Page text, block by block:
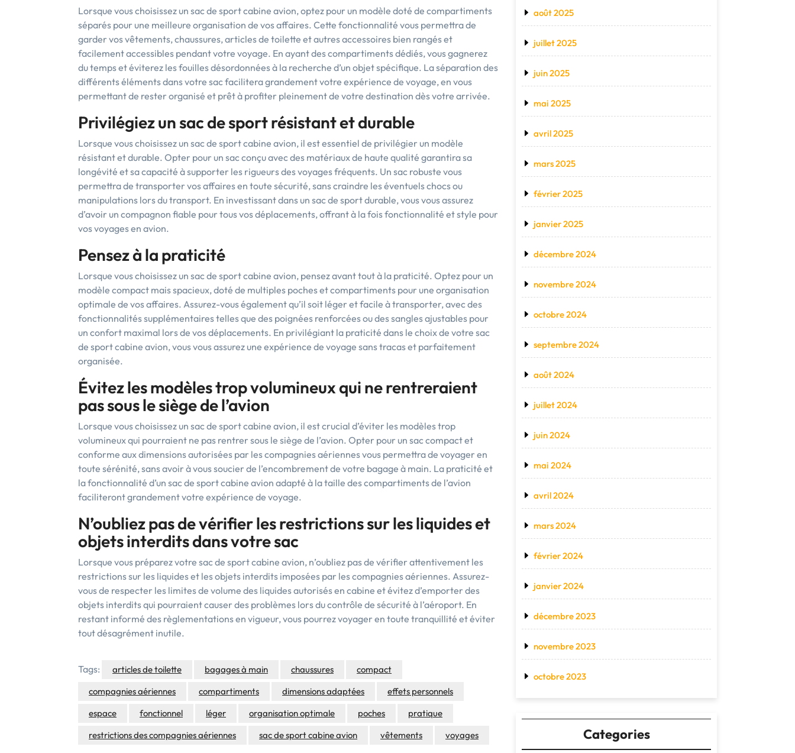
Lorsque vous choisissez un sac de sport cabine avion, optez pour un modèle doté de compartiments
séparés pour une meilleure organisation de vos affaires. Cette fonctionnalité vous permettra de
garder vos vêtements, chaussures, articles de toilette et autres accessoires bien rangés et
facilement accessibles pendant votre voyage. En ayant des compartiments dédiés, vous gagnerez
du temps et éviterez les fouilles désordonnées à la recherche d’un objet spécifique. La séparation des
différents éléments dans votre sac facilitera grandement votre expérience de voyage, en vous
permettant de rester organisé et prêt à profiter pleinement de votre destination dès votre arrivée.
Privilégiez un sac de sport résistant et durable
Lorsque vous choisissez un sac de sport cabine avion, il est essentiel de privilégier un modèle
résistant et durable. Opter pour un sac conçu avec des matériaux de haute qualité garantira sa
longévité et sa capacité à supporter les rigueurs des voyages fréquents. Un sac robuste vous
permettra de transporter vos affaires en toute sécurité, sans craindre les éventuels chocs ou
manipulations lors du transport. En investissant dans un sac de sport durable, vous vous assurez
d’avoir un compagnon fiable pour tous vos déplacements, offrant à la fois fonctionnalité et style pour
vos voyages en avion.
Pensez à la praticité
Lorsque vous choisissez un sac de sport cabine avion, pensez avant tout à la praticité. Optez pour un
modèle compact mais spacieux, doté de multiples poches et compartiments pour une organisation
optimale de vos affaires. Assurez-vous également qu’il soit léger et facile à transporter, avec des
fonctionnalités supplémentaires telles que des poignées renforcées ou des sangles ajustables pour
un confort maximal lors de vos déplacements. En privilégiant la praticité dans le choix de votre sac
de sport cabine avion, vous vous assurez une expérience de voyage sans tracas et parfaitement
organisée.
Évitez les modèles trop volumineux qui ne rentreraient
pas sous le siège de l’avion
Lorsque vous choisissez un sac de sport cabine avion, il est crucial d’éviter les modèles trop
volumineux qui pourraient ne pas rentrer sous le siège de l’avion. Opter pour un sac compact et
conforme aux dimensions autorisées par les compagnies aériennes vous permettra de voyager en
toute sérénité, sans avoir à vous soucier de l’encombrement de votre bagage à main. La praticité et
la fonctionnalité d’un sac de sport cabine avion adapté à la taille des compartiments de l’avion
faciliteront grandement votre expérience de voyage.
N’oubliez pas de vérifier les restrictions sur les liquides et
objets interdits dans votre sac
Lorsque vous préparez votre sac de sport cabine avion, n’oubliez pas de vérifier attentivement les
restrictions sur les liquides et les objets interdits imposées par les compagnies aériennes. Assurez-
vous de respecter les limites de volume des liquides autorisés en cabine et évitez d’emporter des
objets interdits qui pourraient causer des problèmes lors du contrôle de sécurité à l’aéroport. En
restant informé des règlementations en vigueur, vous pourrez voyager en toute tranquillité et éviter
tout désagrément inutile.
Tags: articles de toilette bagages à main chaussures
compact
compagnies aériennes
compartiments dimensions adaptées
effets personnels
espace
fonctionnel léger organisation optimale poches
pratique
restrictions des compagnies aériennes
sac de sport cabine avion vêtements voyages
août 2025
juillet 2025
juin 2025
mai 2025
avril 2025
mars 2025
février 2025
janvier 2025
décembre 2024
novembre 2024
octobre 2024
septembre 2024
août 2024
juillet 2024
juin 2024
mai 2024
avril 2024
mars 2024
février 2024
janvier 2024
décembre 2023
novembre 2023
octobre 2023
Categories